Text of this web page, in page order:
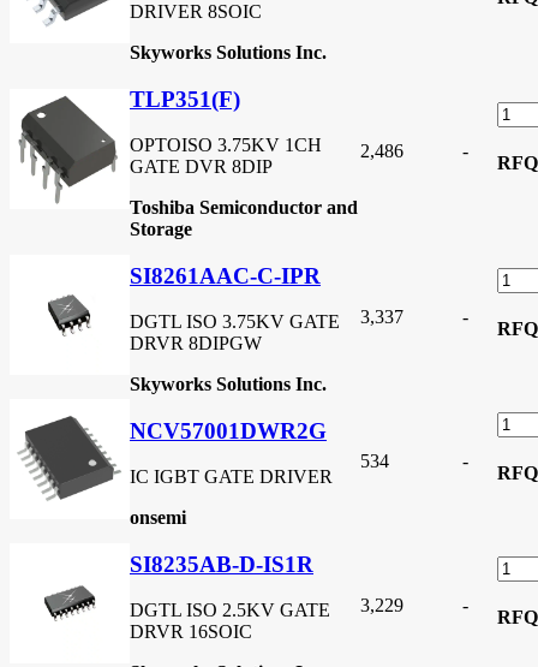
DRIVER 8SOIC
Skyworks Solutions Inc.
TLP351(F)
OPTOISO 3.75KV 1CH
GATE DVR 8DIP
Toshiba Semiconductor and
Storage
2,486 -
RFQ
SI8261AAC-C-IPR
DGTL ISO 3.75KV GATE
DRVR 8DIPGW
Skyworks Solutions Inc.
3,337 -
RFQ
NCV57001DWR2G
IC IGBT GATE DRIVER
onsemi
534 -
RFQ
SI8235AB-D-IS1R
DGTL ISO 2.5KV GATE
DRVR 16SOIC
3,229 -
RFQ